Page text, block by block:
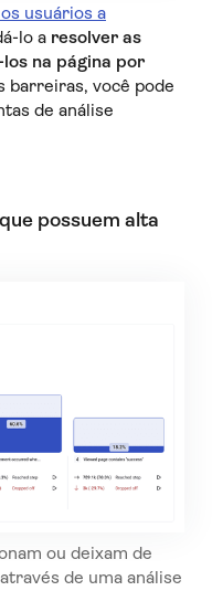
usuários a
lo a resolver as
na página por
barreiras, você pode
de análise
possuem alta
ou deixam de
de uma análise